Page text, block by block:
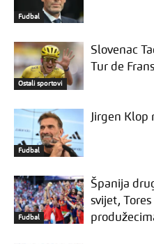
Fudbal
Ostali sportovi
Slovenac
Tur de Frans
Fudbal
Jirgen Klop
Fudbal
Španija
svijet,